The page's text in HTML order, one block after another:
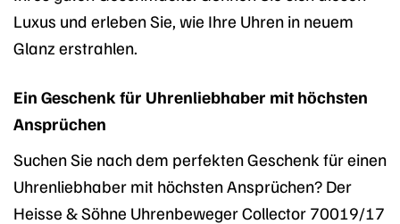
Luxus und erleben Sie, wie Ihre Uhren in neuem
Glanz erstrahlen.
Ein Geschenk für Uhrenliebhaber mit höchsten
Ansprüchen
Suchen Sie nach dem perfekten Geschenk für einen
Uhrenliebhaber mit höchsten Ansprüchen? Der
Heisse & Söhne Uhrenbeweger Collector 70019/17